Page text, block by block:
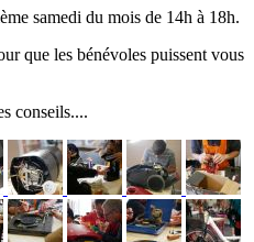
samedi du mois de 14h à 18h.
que les bénévoles puissent vous
conseils....